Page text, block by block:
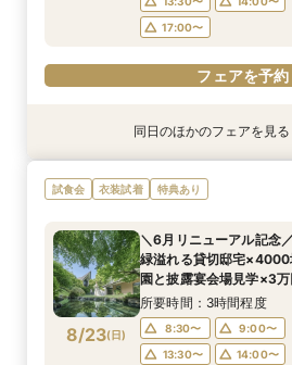
17:00〜
フェアを予約
衣装試着 特典あり
8/22(土)
【少人数プラン相談会】
贅沢無料試食
8:30〜
8:45〜
9:00〜
13:30〜
14:00〜
フェアを予約
特典あり
8/22(土)
【神前挙式をご検討の方
フレンチ無料試食
8:30〜
8:45〜
9:00〜
13:30〜
14:00〜
フェアを予約
特典あり
8/22(土)
【初めての式場見学の方
エディング相談会
8:30〜
8:45〜
9:00〜
13:30〜
14:00〜
フェアを予約
衣装試着 特典あり
8/22(土)
《新チャペルOPEN記念
チュラルチャペル体験
8:30〜
8:45〜
9:00〜
13:30〜
14:00〜
フェアを予約
衣装試着 特典あり
8/22(土)
マイナビ限定【料理重視
懐石フレンチコース美食会
8:30〜
8:45〜
9:00〜
13:30〜
14:00〜
フェアを予約
同日のほかのフェアを見る
試食会 衣装試着 特典あり
8/23(日)
＼6月リニューアル記念
緑溢れる貸切邸宅×4000
園と披露宴会場見学×3
産牛無料試食×心配な見
相談
所要時間：3時間程度
8:30〜
9:00〜
13:30〜
14:00〜